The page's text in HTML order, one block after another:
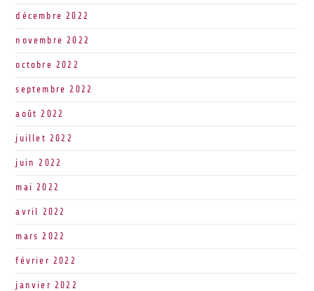
décembre 2022
novembre 2022
octobre 2022
septembre 2022
août 2022
juillet 2022
juin 2022
mai 2022
avril 2022
mars 2022
février 2022
janvier 2022